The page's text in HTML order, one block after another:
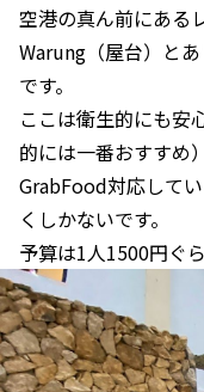
空港の真ん前にある
Warung（屋台）と
です。
ここは衛生的にも安
的には一番おすすめ
GrabFood対応して
くしかないです。
予算は1人1500円ぐら